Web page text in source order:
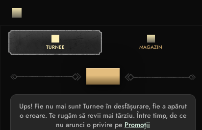
TURNEE MAGAZIN
TURNEE
Ups! Fie nu mai sunt Turnee în desfășurare, fie a apărut
o eroare. Te rugăm să revii mai târziu. Între timp, de ce
nu arunci o privire pe Promoții